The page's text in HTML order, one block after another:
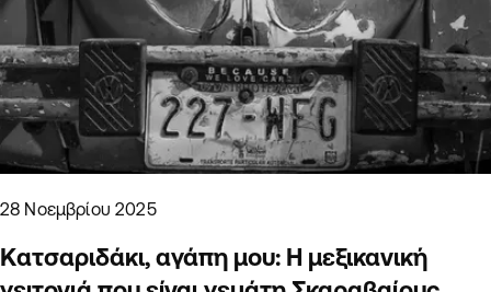
28 Νοεμβρίου 2025
Κατσαριδάκι, αγάπη μου: Η μεξικανική